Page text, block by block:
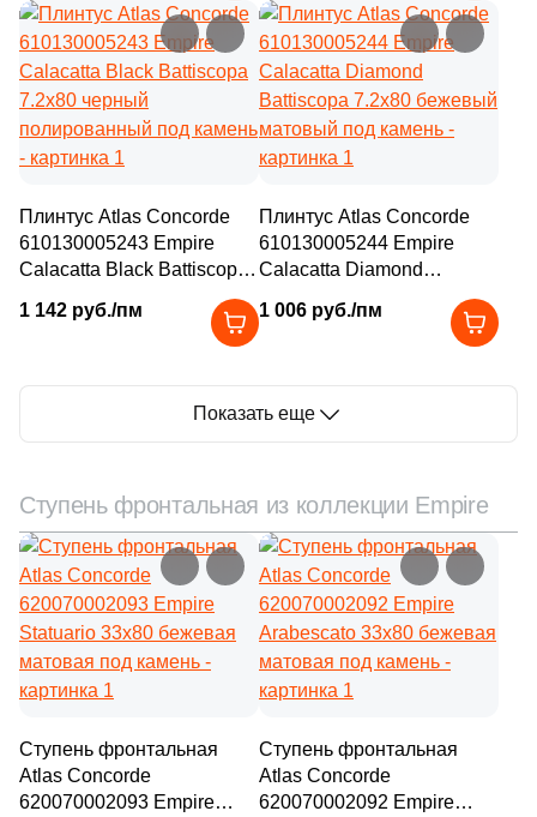
Плинтус Atlas Concorde
610130005243 Empire
Calacatta Black Battiscopa
полированный под камень
1 142 руб./пм
Плинтус Atlas Concorde
610130005244 Empire
Calacatta Diamond
Battiscopa 7.2x80 бежевый
матовый под камень
1 006 руб./пм
Показать еще
Ступень фронтальная из коллекции Empire
Ступень фронтальная
Atlas Concorde
620070002093 Empire
Ступень фронтальная
Atlas Concorde
620070002092 Empire